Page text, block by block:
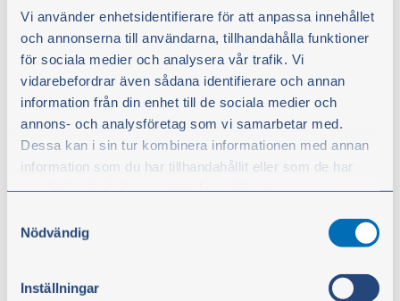
Vi använder enhetsidentifierare för att anpassa innehållet
och annonserna till användarna, tillhandahålla funktioner
för sociala medier och analysera vår trafik. Vi
vidarebefordrar även sådana identifierare och annan
information från din enhet till de sociala medier och
annons- och analysföretag som vi samarbetar med.
Dessa kan i sin tur kombinera informationen med annan
information som du har tillhandahållit eller som de har
Du kan när som helst ändra ditt val. För att återkalla ditt
samtycke klickar du på ”Cookie-ikonen” längst ned till
Nödvändig
Inställningar
Topplock och transmissionsdreven monteras.
Provmontering av alla delar.
Försommar 2022
Lackering av provmonterade karossdelar.
Slutmontering.
29—30 juni 2022
Premiärvisning på Borgeby Fältdagar.
Topplocket momentdras.